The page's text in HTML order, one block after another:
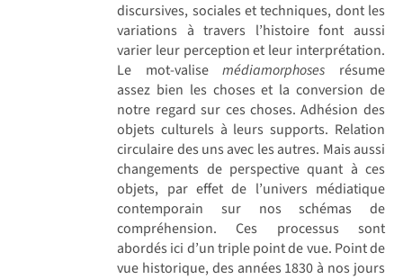
discursives, sociales et techniques, dont les
variations à travers l’histoire font aussi
varier leur perception et leur interprétation.
Le mot-valisemédiamorphoses résume
assez bien les choses et la conversion de
notre regard sur ces choses. Adhésion des
objets culturels à leurs supports. Relation
circulaire des uns avec les autres. Mais aussi
changements de perspective quant à ces
objets, par effet de l’univers médiatique
contemporain sur nos schémas de
compréhension. Ces processus sont
abordés ici d’un triple point de vue. Point de
vue historique, des années 1830 à nos jours